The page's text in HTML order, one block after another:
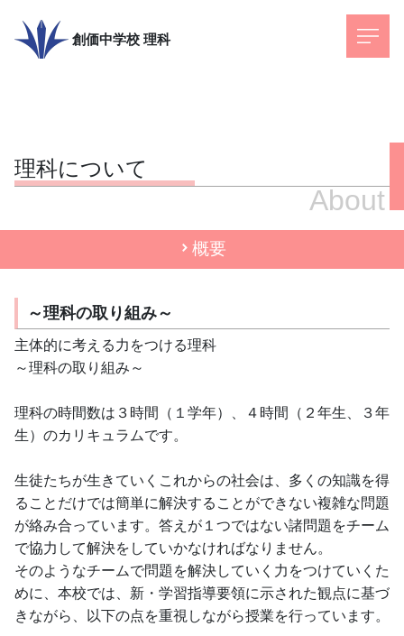
創価中学校 理科
理科について
About
概要
～理科の取り組み～
主体的に考える力をつける理科
～理科の取り組み～
理科の時間数は３時間（１学年）、４時間（２年生、３年
生）のカリキュラムです。
生徒たちが生きていくこれからの社会は、多くの知識を得
ることだけでは簡単に解決することができない複雑な問題
が絡み合っています。答えが１つではない諸問題をチーム
で協力して解決をしていかなければなりません。
そのようなチームで問題を解決していく力をつけていくた
めに、本校では、新・学習指導要領に示された観点に基づ
きながら、以下の点を重視しながら授業を行っています。